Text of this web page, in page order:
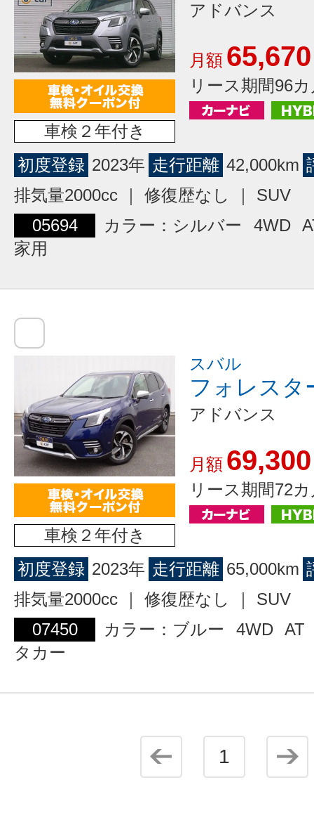
車検２年付き
アドバンス
月額 65,670
リース期間96
初度登録 2023年 走行距離 42,000km
排気量2000cc ｜ 修復歴なし ｜ SUV
05694
カラー：シルバー 4WD
家用
車検２年付き
スバル
フォレスタ
アドバンス
月額 69,300
リース期間72
初度登録 2023年 走行距離 65,000km
排気量2000cc ｜ 修復歴なし ｜ SUV
07450
カラー：ブルー 4WD AT
タカー
1